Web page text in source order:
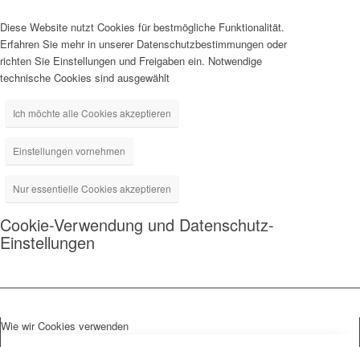
Diese Website nutzt Cookies für bestmögliche Funktionalität.
Erfahren Sie mehr in unserer Datenschutzbestimmungen oder
richten Sie Einstellungen und Freigaben ein. Notwendige
technische Cookies sind ausgewählt
Ich möchte alle Cookies akzeptieren
Einstellungen vornehmen
Nur essentielle Cookies akzeptieren
Cookie-Verwendung und Datenschutz-
Einstellungen
Wie wir Cookies verwenden